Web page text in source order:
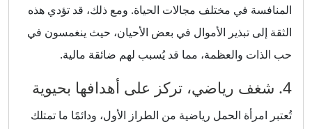
المنافسة في مختلف مجالات الحياة. ومع ذلك، قد تؤدي هذه
الثقة إلى تبذير الأموال في بعض الأحيان، حيث ينغمسون في
حب الذات والعظمة، مما قد يُسبب لهم ضائقة مالية.
4. شغف رياضي، تركز على أهدافها بحيوية
تُعتبر امرأة الحمل رياضية من الطراز الأول، ودائمًا ما تمتلك